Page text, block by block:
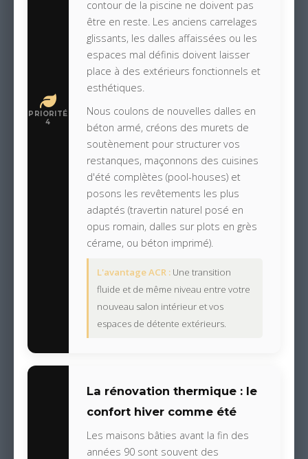
PRIORITÉ
4
contour de la piscine ne doivent pas
être en reste. Les anciens carrelages
glissants, les dalles affaissées ou les
espaces mal définis doivent laisser
place à des extérieurs fonctionnels et
esthétiques.
Nous coulons de nouvelles dalles en
béton armé, créons des murets de
soutènement pour structurer vos
restanques, maçonnons des cuisines
d'été complètes (pool-houses) et
posons les revêtements les plus
adaptés (travertin naturel posé en
opus romain, dalles sur plots en grès
cérame, ou béton imprimé).
L'avantage ACR : Une transition
fluide et de même niveau entre votre
nouveau salon intérieur et vos
espaces de détente extérieurs.
La rénovation thermique : le
confort hiver comme été
Les maisons bâties avant la fin des
années 90 sont souvent des